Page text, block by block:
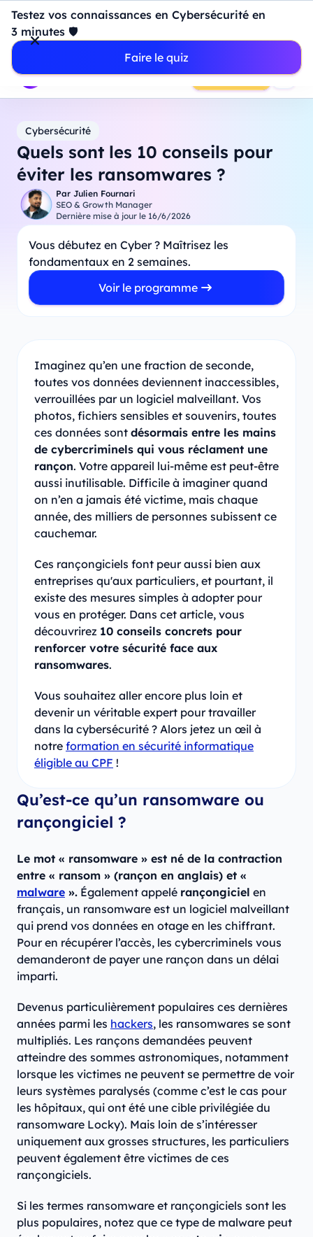
Testez vos connaissances en Cybersécurité en
3 minutes 🛡️
Faire le quiz
Introduction à Power BI : construisez votre premier
dashboard de A à Z
- Mardi 11 Août à 18h00
Professionnels
Étudiants Parents Entreprises
Prendre RDV
Cybersécurité
Quels sont les 10 conseils pour
éviter les ransomwares ?
Par Julien Fournari
SEO & Growth Manager
Dernière mise à jour le 16/6/2026
Vous débutez en Cyber ? Maîtrisez les
fondamentaux en 2 semaines.
Voir le programme
Imaginez qu’en une fraction de seconde,
toutes vos données deviennent inaccessibles,
verrouillées par un logiciel malveillant. Vos
photos, fichiers sensibles et souvenirs, toutes
ces données sont désormais entre les mains
de cybercriminels qui vous réclament une
rançon. Votre appareil lui-même est peut-être
aussi inutilisable. Difficile à imaginer quand
on n’en a jamais été victime, mais chaque
année, des milliers de personnes subissent ce
cauchemar.
Ces rançongiciels font peur aussi bien aux
entreprises qu'aux particuliers, et pourtant, il
existe des mesures simples à adopter pour
vous en protéger. Dans cet article, vous
découvrirez 10 conseils concrets pour
renforcer votre sécurité face aux
ransomwares.
Vous souhaitez aller encore plus loin et
devenir un véritable expert pour travailler
dans la cybersécurité ? Alors jetez un œil à
notre formation en sécurité informatique
éligible au CPF !
Qu’est-ce qu’un ransomware ou
rançongiciel ?
Le mot « ransomware » est né de la contraction
entre « ransom » (rançon en anglais) et «
malware ». Également appelé rançongiciel en
français, un ransomware est un logiciel malveillant
qui prend vos données en otage en les chiffrant.
Pour en récupérer l’accès, les cybercriminels vous
demanderont de payer une rançon dans un délai
imparti.
Devenus particulièrement populaires ces dernières
années parmi les hackers, les ransomwares se sont
multipliés. Les rançons demandées peuvent
atteindre des sommes astronomiques, notamment
lorsque les victimes ne peuvent se permettre de voir
leurs systèmes paralysés (comme c’est le cas pour
les hôpitaux, qui ont été une cible privilégiée du
ransomware Locky). Mais loin de s’intéresser
uniquement aux grosses structures, les particuliers
peuvent également être victimes de ces
rançongiciels.
Si les termes ransomware et rançongiciels sont les
plus populaires, notez que ce type de malware peut